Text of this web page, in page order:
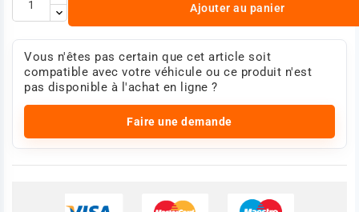
Ajouter au panier
Vous n'êtes pas certain que cet article soit
compatible avec votre véhicule ou ce produit n'est
pas disponible à l'achat en ligne ?
Faire une demande